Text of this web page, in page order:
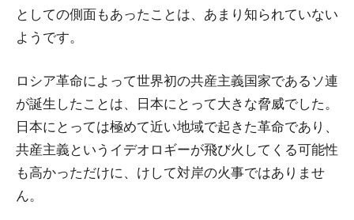
としての側面もあったことは、あまり知られていない
ようです。
ロシア革命によって世界初の共産主義国家であるソ連
が誕生したことは、日本にとって大きな脅威でした。
日本にとっては極めて近い地域で起きた革命であり、
共産主義というイデオロギーが飛び火してくる可能性
も高かっただけに、けして対岸の火事ではありませ
ん。